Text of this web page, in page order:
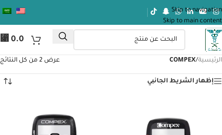
Skip to navigation
Skip to main content
⃁ 0.0
الرئيسية/
COMPEX عرض ⁦2⁩ من كل النتائج
إظهار الشريط الجانبي